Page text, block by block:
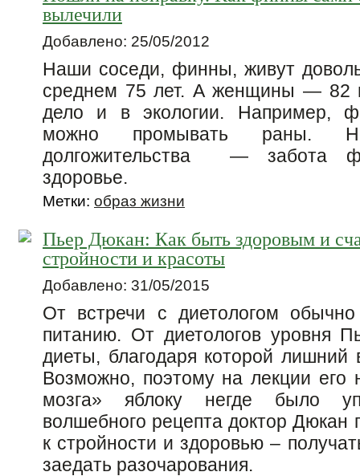
вылечили
Добавлено: 25/05/2012
Наши соседи, финны, живут
среднем 75 лет. А женщины — 82
дело и в экологии. Например,
можно промывать раны.
долгожительства — забота
здоровье.
Метки: образ жизни
Пьер Дюкан: Как быть здоровым и
стройности и красоты
Добавлено: 31/05/2015
От встречи с диетологом
питанию. От диетологов уровня
диеты, благодаря которой лишний
Возможно, поэтому на лекции его
мозга» яблоку негде было
волшебного рецепта доктор
к стройности и здоровью –
заедать разочарования.